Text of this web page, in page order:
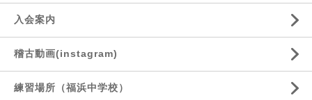
入会案内
稽古動画(instagram)
練習場所（福浜中学校）